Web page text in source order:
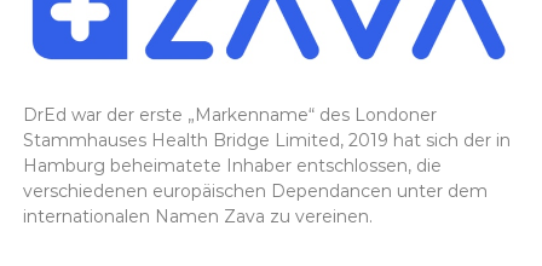
DrEd war der erste „Markenname“ des Londoner
Stammhauses Health Bridge Limited, 2019 hat sich der in
Hamburg beheimatete Inhaber entschlossen, die
verschiedenen europäischen Dependancen unter dem
internationalen Namen Zava zu vereinen.